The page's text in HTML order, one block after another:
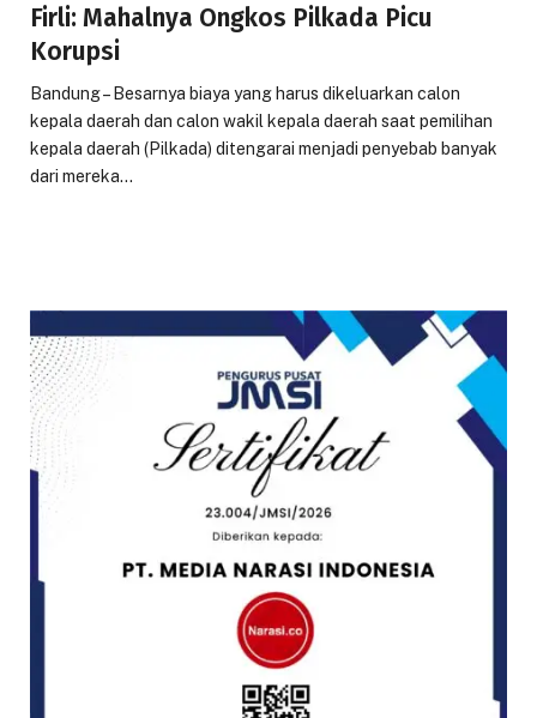
Firli: Mahalnya Ongkos Pilkada Picu
Korupsi
Bandung – Besarnya biaya yang harus dikeluarkan calon
kepala daerah dan calon wakil kepala daerah saat pemilihan
kepala daerah (Pilkada) ditengarai menjadi penyebab banyak
dari mereka…